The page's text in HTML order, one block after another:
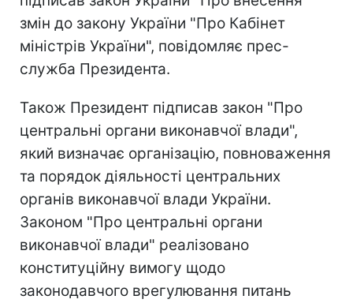
змін до закону України "Про Кабінет
міністрів України", повідомляє прес-
служба Президента.
Також Президент підписав закон "Про
центральні органи виконавчої влади",
який визначає організацію, повноваження
та порядок діяльності центральних
органів виконавчої влади України.
Законом "Про центральні органи
виконавчої влади" реалізовано
конституційну вимогу щодо
законодавчого врегулювання питань